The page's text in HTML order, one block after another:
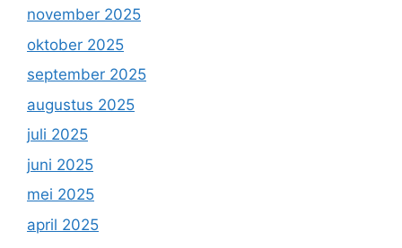
november 2025
oktober 2025
september 2025
augustus 2025
juli 2025
juni 2025
mei 2025
april 2025